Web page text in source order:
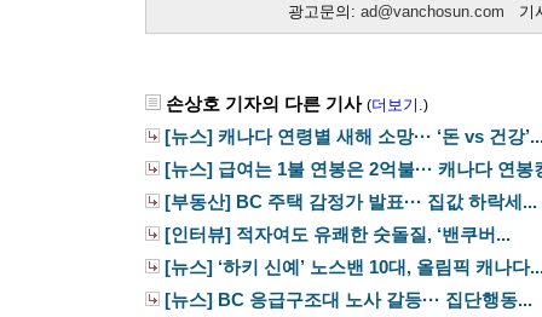
광고문의: ad@vanchosun.com 기
손상호 기자의 다른 기사 (더보기.)
[뉴스] 캐나다 연령별 새해 소망··· ‘돈 vs 건강
[뉴스] 급여는 1불 연봉은 2억불··· 캐나다 연봉
[부동산] BC 주택 감정가 발표··· 집값 하락세...
[인터뷰] 적자여도 유쾌한 숫돌질, ‘밴쿠버...
[뉴스] ‘하키 신예’ 노스밴 10대, 올림픽 캐나다
[뉴스] BC 응급구조대 노사 갈등··· 집단행동...